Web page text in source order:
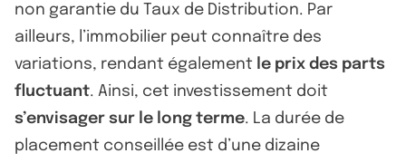
non garantie du Taux de Distribution. Par
ailleurs, l’immobilier peut connaître des
variations, rendant également le prix des parts
fluctuant. Ainsi, cet investissement doit
s’envisager sur le long terme. La durée de
placement conseillée est d’une dizaine